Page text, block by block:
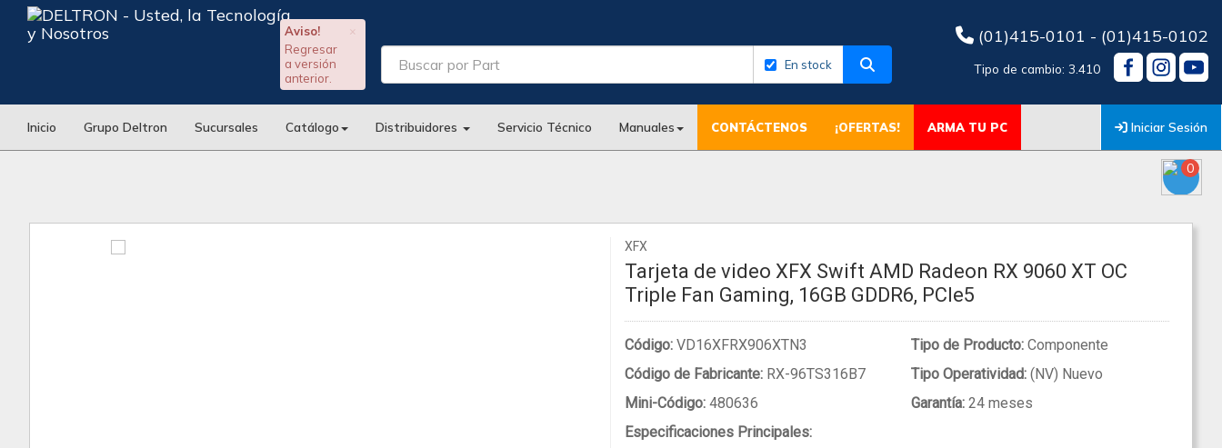
×
Aviso!
Regresar
a versión
anterior.
En stock
(01)415-0101 - (01)415-0102
Tipo de cambio: 3.410
Inicio Grupo Deltron Sucursales Catálogo Distribuidores Servicio Técnico Manuales CONTÁCTENOS ¡OFERTAS! ARMA TU PC Iniciar Sesión
0
XFX
Tarjeta de video XFX Swift AMD Radeon RX 9060 XT OC
Triple Fan Gaming, 16GB GDDR6, PCIe5
Código: VD16XFRX906XTN3
Código de Fabricante: RX-96TS316B7
Mini-Código: 480636
Tipo de Producto:Componente
Tipo Operatividad:(NV) Nuevo
Garantía:24 meses
Especificaciones Principales: